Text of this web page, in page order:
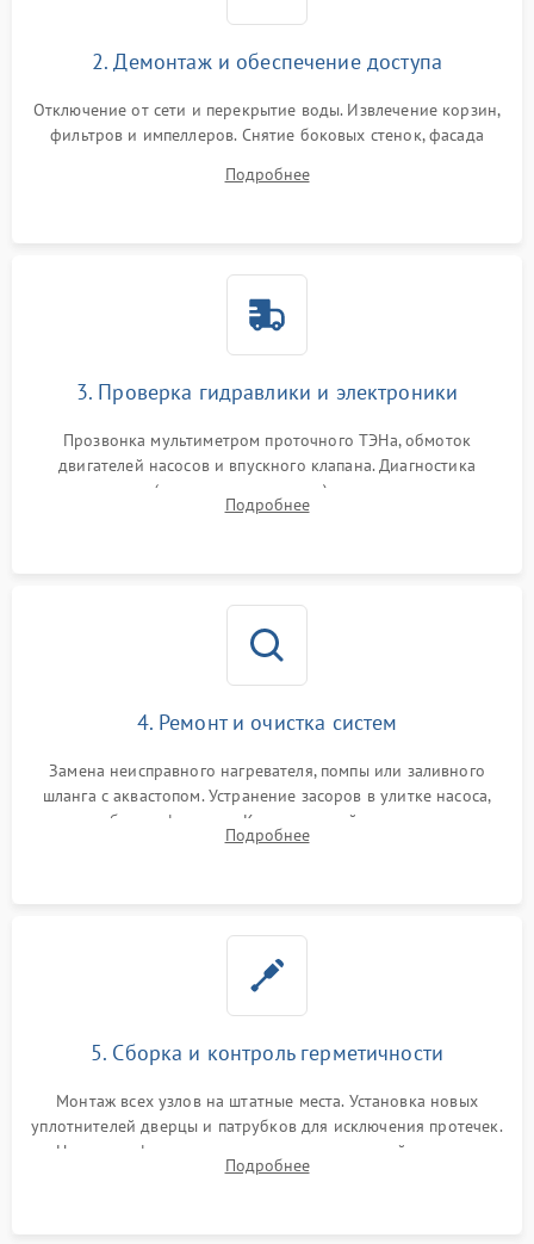
2. Демонтаж и обеспечение доступа
Отключение от сети и перекрытие воды. Извлечение корзин,
фильтров и импеллеров. Снятие боковых стенок, фасада
циркуляционному насосу, ТЭНу и сливной помпе.
Подробнее
3. Проверка гидравлики и электроники
Прозвонка мультиметром проточного ТЭНа, обмоток
двигателей насосов и впускного клапана. Диагностика
прессостата (датчика уровня воды), датчика мутности,
концевика дверцы и электронного модуля управления.
Подробнее
4. Ремонт и очистка систем
Замена неисправного нагревателя, помпы или заливного
шланга с аквастопом. Устранение засоров в улитке насоса,
патрубках и фильтрах. Компонентный ремонт платы
управления, восстановление поврежденной проводки.
Подробнее
5. Сборка и контроль герметичности
Монтаж всех узлов на штатные места. Установка новых
уплотнителей дверцы и патрубков для исключения протечек.
Надежная фиксация хомутов гидравлической системы,
сборка корпуса и установка датчика поплавка.
Подробнее